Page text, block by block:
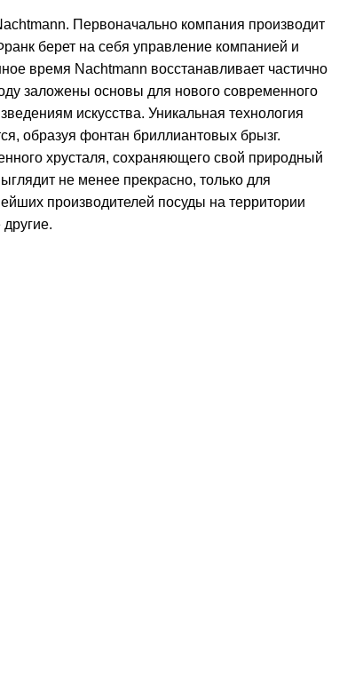
Первоначально компания производит
берет на себя управление компанией и
время Nachtmann восстанавливает частично
заложены основы для нового современного
искусства. Уникальная технология
образуя фонтан бриллиантовых брызг.
хрусталя, сохраняющего свой природный
не менее прекрасно, только для
производителей посуды на территории